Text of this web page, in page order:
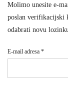
Molimo unesite e-
poslan verifikacijski
odabrati novu
E-mail adresa *